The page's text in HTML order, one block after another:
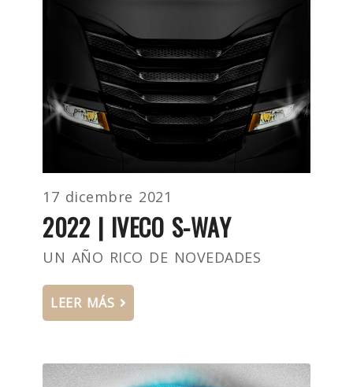
17 dicembre 2021
2022 | IVECO S-WAY
UN AÑO RICO DE NOVEDADES
LEER MÁS